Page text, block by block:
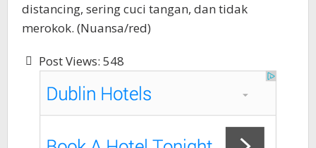
distancing, sering cuci tangan, dan tidak
merokok. (Nuansa/red)
Post Views: 548